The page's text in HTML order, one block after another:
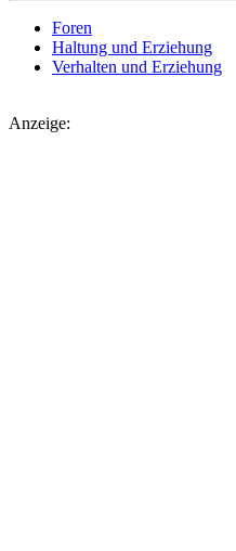
Foren
Haltung und Erziehung
Verhalten und Erziehung
Anzeige: